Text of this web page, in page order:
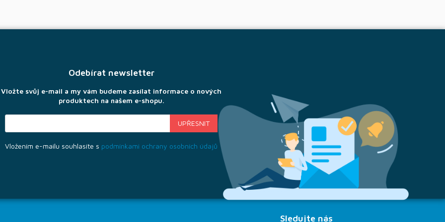
Odebírat newsletter
Vložte svůj e-mail a my vám budeme zasílat informace o nových
produktech na našem e-shopu.
Vložením e-mailu souhlasíte s podmínkami ochrany osobních údajů
Sledujte nás